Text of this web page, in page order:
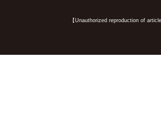
【Unauthorized reproduction of